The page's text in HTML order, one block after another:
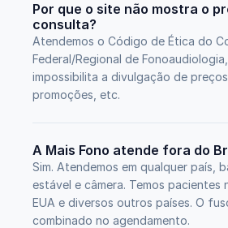
Por que o site não mostra o
consulta?
Atendemos o Código de Ética do
Federal/Regional de
impossibilita a divulgação de
promoções, etc.
A Mais Fono atende fora do
Sim. Atendemos em qualquer país,
estável e câmera. Temos pacientes
EUA e diversos outros países. O
combinado no agendamento.